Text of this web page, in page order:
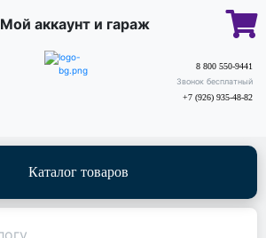
Мой аккаунт и гараж
8 800 550-9441
Звонок бесплатный
+7 (926) 935-48-82
Каталог товаров